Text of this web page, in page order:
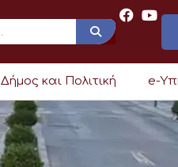
Δήμος και Πολιτική e-